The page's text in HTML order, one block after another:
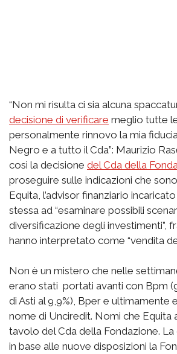
“Non mi risulta ci sia alcuna
decisione di verificare meglio tutte
personalmente rinnovo la mia
Negro e a tutto il Cda”: Maurizio
così la decisione del Cda della
proseguire sulle indicazioni che
Equita, l’advisor finanziario
stessa ad “esaminare possibili
diversificazione degli investimenti”,
hanno interpretato come “vendita
Non è un mistero che nelle
erano stati portati avanti con Bpm
di Asti al 9,9%), Bper e ultimamente
nome di Unciredit. Nomi che
tavolo del Cda della Fondazione.
in base alle nuove disposizioni la